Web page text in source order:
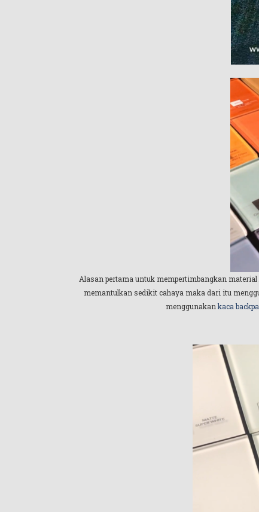
Alasan pertama untuk mempertimbangkan
memantulkan sedikit cahaya maka dari itu
menggunakan kaca